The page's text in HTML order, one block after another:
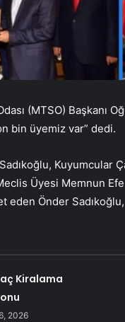
(MTSO) Başkanı
bin üyemiz var” dedi.
Kuyumcular
Üyesi Memnun
eden Önder
Kiralama
2026